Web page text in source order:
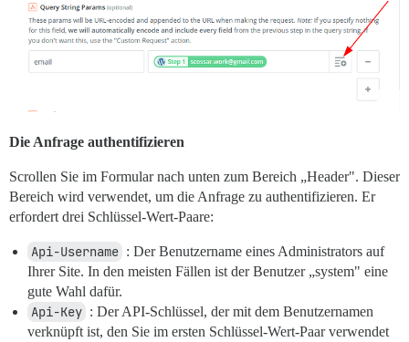
Die Anfrage authentifizieren
Scrollen Sie im Formular nach unten zum Bereich „Header". Dieser
Bereich wird verwendet, um die Anfrage zu authentifizieren. Er
erfordert drei Schlüssel-Wert-Paare:
Api-Username : Der Benutzername eines Administrators auf
Ihrer Site. In den meisten Fällen ist der Benutzer „system" eine
gute Wahl dafür.
Api-Key : Der API-Schlüssel, der mit dem Benutzernamen
verknüpft ist, den Sie im ersten Schlüssel-Wert-Paar verwendet